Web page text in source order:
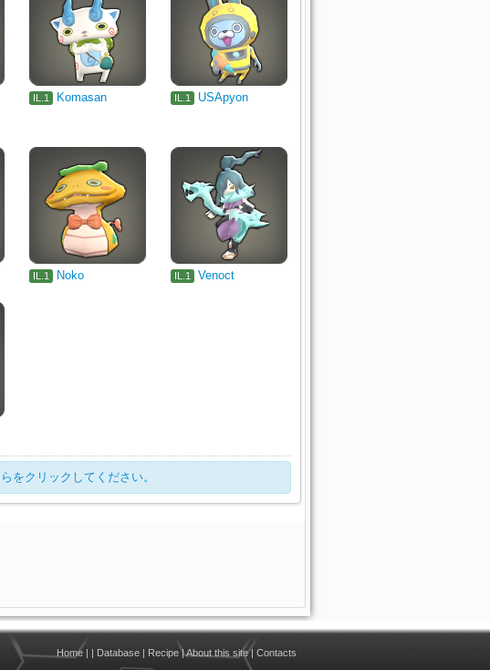
IL.1 Komasan IL.1 USApyon
IL.1 Noko IL.1 Venoct
をクリックしてください。
Home | | Database | Recipe|About this site| Contacts